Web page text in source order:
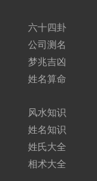
六十四卦
公司测名
梦兆吉凶
姓名算命
风水知识
姓名知识
姓氏大全
相术大全